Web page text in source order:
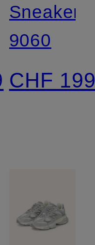
Sneaker
9060
CHF